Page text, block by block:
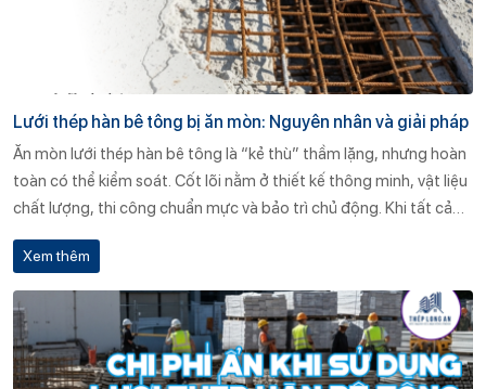
Lưới thép hàn bê tông bị ăn mòn: Nguyên nhân và giải pháp
Ăn mòn lưới thép hàn bê tông là “kẻ thù” thầm lặng, nhưng hoàn
toàn có thể kiểm soát. Cốt lõi nằm ở thiết kế thông minh, vật liệu
chất lượng, thi công chuẩn mực và bảo trì chủ động. Khi tất cả
mắt xích được đồng bộ, kết cấu bê tông cốt thép sẽ bền vững
qua nhiều thế hệ, tối ưu chi phí dài hạn cho chủ đầu tư.
Xem thêm